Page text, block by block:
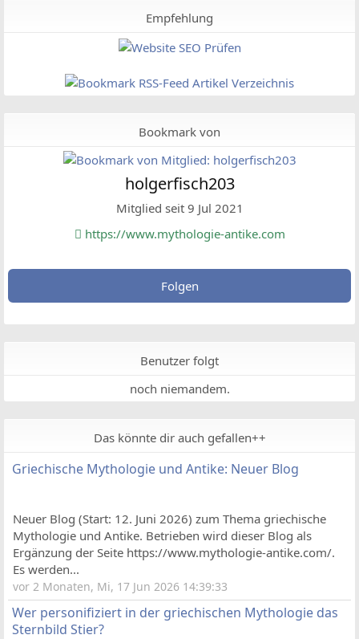
Empfehlung
Bookmark von
holgerfisch203
Mitglied seit 9 Jul 2021
https://www.mythologie-antike.com
Folgen
Benutzer folgt
noch niemandem.
Das könnte dir auch gefallen++
Griechische Mythologie und Antike: Neuer Blog
Neuer Blog (Start: 12. Juni 2026) zum Thema griechische
Mythologie und Antike. Betrieben wird dieser Blog als
Ergänzung der Seite https://www.mythologie-antike.com/.
Es werden...
vor 2 Monaten, Mi, 17 Jun 2026 14:39:33
Wer personifiziert in der griechischen Mythologie das
Sternbild Stier?